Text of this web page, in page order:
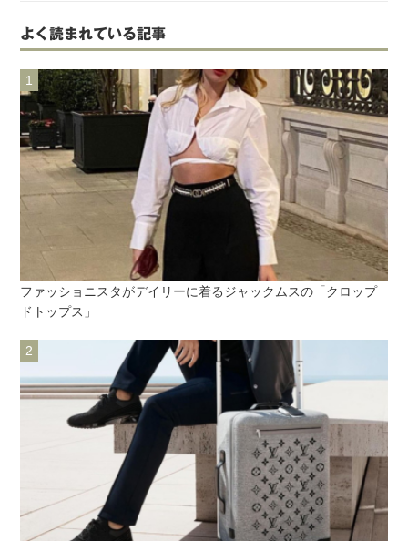
よく読まれている記事
ファッショニスタがデイリーに着るジャックムスの「クロップ
ドトップス」